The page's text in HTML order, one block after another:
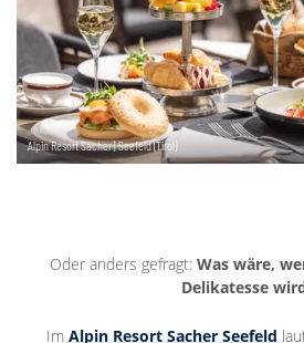
Alpin Resort Sacher | Seefeld (Tirol)
Oder anders gefragt: Was wäre,
Delikatesse
Im Alpin Resort Sacher Seefeld